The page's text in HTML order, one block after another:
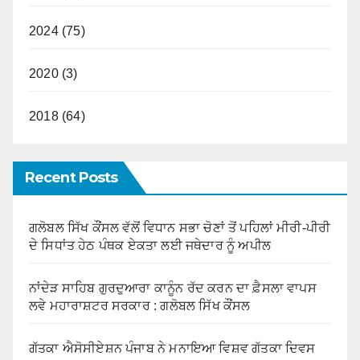
2024 (75)
2020 (3)
2018 (64)
Recent Posts
ਗਲੋਬਲ ਸਿੱਖ ਕੌਂਸਲ ਵੱਲੋਂ ਵਿਧਾਨ ਸਭਾ ਚੋਣਾਂ ਤੋਂ ਪਹਿਲਾਂ ਮੀਰੀ-ਪੀਰੀ
ਦੇ ਸਿਧਾਂਤ ਹੇਠ ਪੰਥਕ ਏਕਤਾ ਲਈ ਜਥੇਦਾਰ ਨੂੰ ਅਪੀਲ
ਨਾਂਦੇੜ ਸਾਹਿਬ ਗੁਰਦੁਆਰਾ ਕਾਨੂੰਨ ਰੱਦ ਕਰਨ ਦਾ ਫ਼ੈਸਲਾ ਵਾਪਸ
ਲਵੇ ਮਹਾਰਾਸ਼ਟਰ ਸਰਕਾਰ : ਗਲੋਬਲ ਸਿੱਖ ਕੌਂਸਲ
ਗੱਤਕਾ ਐਸੋਸੀਏਸ਼ਨ ਪੰਜਾਬ ਨੇ ਮਨਾਇਆ ਵਿਸ਼ਵ ਗੱਤਕਾ ਦਿਵਸ